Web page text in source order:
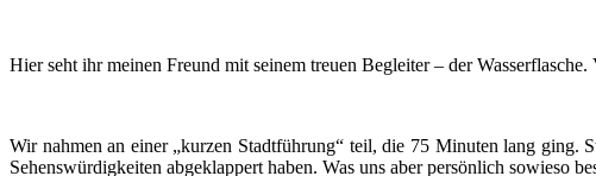
Hier seht ihr meinen Freund mit seinem treuen Begleiter – der
Wir nahmen an einer „kurzen Stadtführung“ teil, die 75 Minuten lang ging.
Sehenswürdigkeiten abgeklappert haben. Was uns aber persönlich sowieso